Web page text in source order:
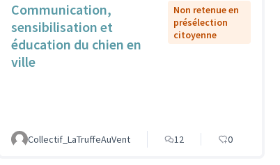
Communication,
sensibilisation et
éducation du chien en
ville
Non retenue en
présélection
citoyenne
Collectif_LaTruffeAuVent 12 0